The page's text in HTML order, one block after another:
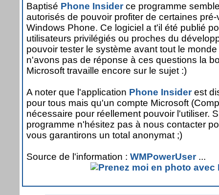
Baptisé Phone Insiderce programme
autorisés de pouvoir profiter de certaines
Windows Phone. Ce logiciel a t'il été publié
utilisateurs privilégiés ou proches du
pouvoir tester le système avant tout le
n'avons pas de réponse à ces questions la
Microsoft travaille encore sur le sujet :)
A noter que l'application Phone Insiderest
pour tous mais qu'un compte Microsoft
nécessaire pour réellement pouvoir l'utiliser.
programme n'hésitez pas à nous contacter
vous garantirons un total anonymat ;)
Source de l'information : WMPowerUser...